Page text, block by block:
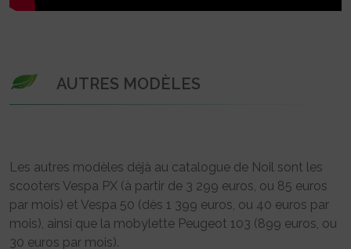
AUTRES MODÈLES
Les autres modèles déjà au catalogue de Noil sont les
scooters Vespa PX (à partir de 3 299 euros, ou 85 euros
par mois) et Vespa 50 (dès 1 399 euros, ou 40 euros par
mois), ainsi que la mobylette Peugeot 103 (899 euros, ou
30 euros par mois).